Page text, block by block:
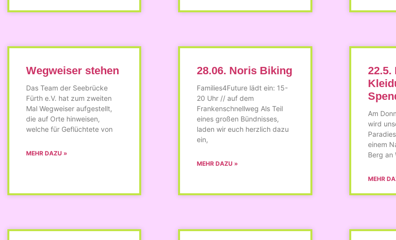
Wegweiser stehen
Das Team der Seebrücke
Fürth e.V. hat zum zweiten
Mal Wegweiser aufgestellt,
die auf Orte hinweisen,
welche für Geflüchtete von
MEHR DAZU »
28.06. Noris Biking
Families4Future lädt ein: 15-
20 Uhr // auf dem
Frankenschnellweg Als Teil
eines großen Bündnisses,
laden wir euch herzlich dazu
ein,
MEHR DAZU »
22.5.
Am
wird
einem
Berg an
MEHR